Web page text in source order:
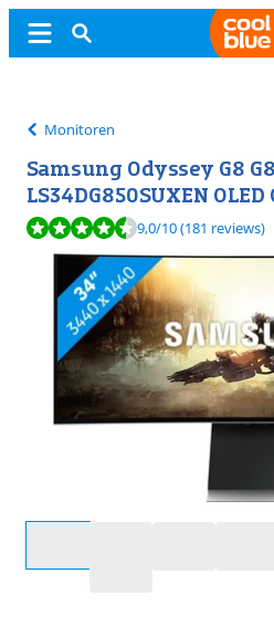
Monitoren
Samsung Odyssey G8
LS34DG850SUXEN
Beoordeling is 9,0 van de 10,
9,0/10(181 reviews)